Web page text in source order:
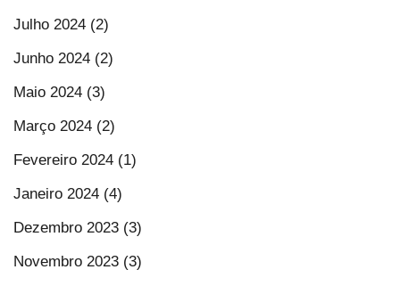
Julho 2024 (2)
Junho 2024 (2)
Maio 2024 (3)
Março 2024 (2)
Fevereiro 2024 (1)
Janeiro 2024 (4)
Dezembro 2023 (3)
Novembro 2023 (3)